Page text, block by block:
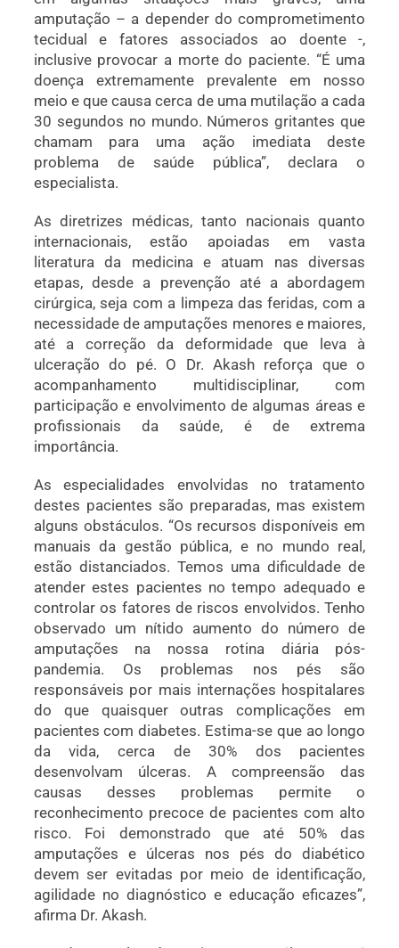
amputação – a depender do comprometimento
tecidual e fatores associados ao doente -,
inclusive provocar a morte do paciente. “É uma
doença extremamente prevalente em nosso
meio e que causa cerca de uma mutilação a cada
30 segundos no mundo. Números gritantes que
chamam para uma ação imediata deste
problema de saúde pública”, declara o
especialista.
As diretrizes médicas, tanto nacionais quanto
internacionais, estão apoiadas em vasta
literatura da medicina e atuam nas diversas
etapas, desde a prevenção até a abordagem
cirúrgica, seja com a limpeza das feridas, com a
necessidade de amputações menores e maiores,
até a correção da deformidade que leva à
ulceração do pé. O Dr. Akash reforça que o
acompanhamento multidisciplinar, com
participação e envolvimento de algumas áreas e
profissionais da saúde, é de extrema
importância.
As especialidades envolvidas no tratamento
destes pacientes são preparadas, mas existem
alguns obstáculos. “Os recursos disponíveis em
manuais da gestão pública, e no mundo real,
estão distanciados. Temos uma dificuldade de
atender estes pacientes no tempo adequado e
controlar os fatores de riscos envolvidos. Tenho
observado um nítido aumento do número de
amputações na nossa rotina diária pós-
pandemia. Os problemas nos pés são
responsáveis por mais internações hospitalares
do que quaisquer outras complicações em
pacientes com diabetes. Estima-se que ao longo
da vida, cerca de 30% dos pacientes
desenvolvam úlceras. A compreensão das
causas desses problemas permite o
reconhecimento precoce de pacientes com alto
risco. Foi demonstrado que até 50% das
amputações e úlceras nos pés do diabético
devem ser evitadas por meio de identificação,
agilidade no diagnóstico e educação eficazes”,
afirma Dr. Akash.